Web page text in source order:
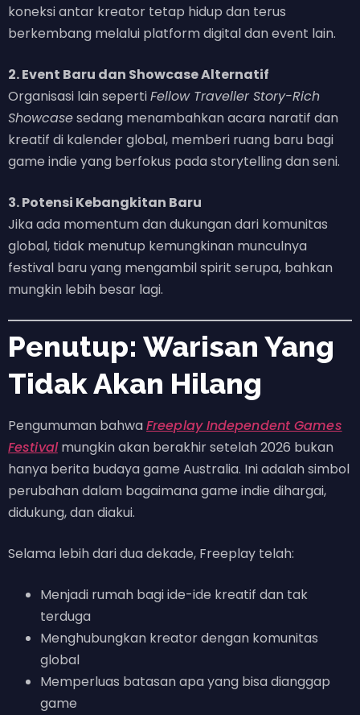
koneksi antar kreator tetap hidup dan terus
berkembang melalui platform digital dan event lain.
2. Event Baru dan Showcase Alternatif
Organisasi lain sepertiFellow Traveller Story-Rich
Showcasesedang menambahkan acara naratif dan
kreatif di kalender global, memberi ruang baru bagi
game indie yang berfokus pada storytelling dan seni.
3. Potensi Kebangkitan Baru
Jika ada momentum dan dukungan dari komunitas
global, tidak menutup kemungkinan munculnya
festival baru yang mengambil spirit serupa, bahkan
mungkin lebih besar lagi.
Penutup: Warisan Yang
Tidak Akan Hilang
Pengumuman bahwaFreeplay Independent Games
Festivalmungkin akan berakhir setelah 2026 bukan
hanya berita budaya game Australia. Ini adalah simbol
perubahan dalam bagaimana game indie dihargai,
didukung, dan diakui.
Selama lebih dari dua dekade, Freeplay telah:
Menjadi rumah bagi ide-ide kreatif dan tak
terduga
Menghubungkan kreator dengan komunitas
global
Memperluas batasan apa yang bisa dianggap
game